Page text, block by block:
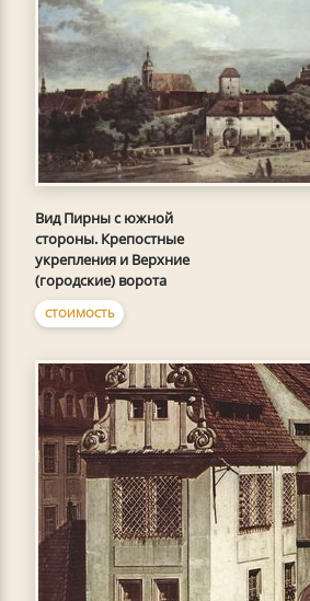
Вид Пирны с южной
стороны. Крепостные
укрепления и Верхние
(городские) ворота
СТОИМОСТЬ